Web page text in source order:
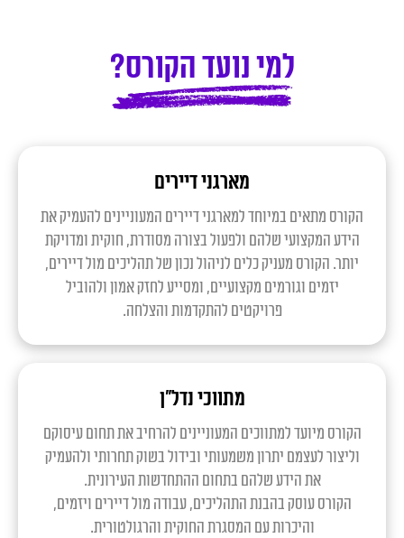
למי נועד הקורס?
מארגני דיירים
הקורס מתאים במיוחד למארגני דיירים המעוניינים להעמיק את
הידע המקצועי שלהם ולפעול בצורה מסודרת, חוקית ומדויקת
יותר. הקורס מעניק כלים לניהול נכון של תהליכים מול דיירים,
יזמים וגורמים מקצועיים, ומסייע לחזק אמון ולהוביל
פרויקטים להתקדמות והצלחה.
מתווכי נדל"ן
הקורס מיועד למתווכים המעוניינים להרחיב את תחום עיסוקם
וליצור לעצמם יתרון משמעותי ובידול בשוק תחרותי ולהעמיק
את הידע שלהם בתחום ההתחדשות העירונית.
הקורס עוסק בהבנת התהליכים, עבודה מול דיירים ויזמים,
והיכרות עם המסגרת החוקית והרגולטורית.